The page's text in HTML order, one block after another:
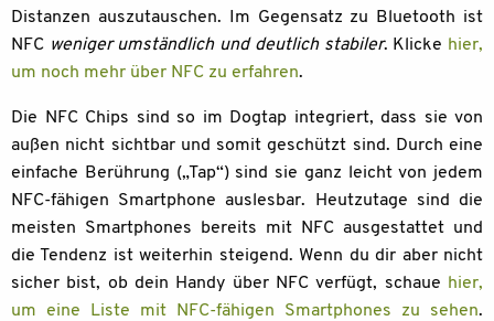
Distanzen auszutauschen. Im Gegensatz zu Bluetooth ist
NFC weniger umständlich und deutlich stabiler. Klicke hier,
um noch mehr über NFC zu erfahren.
Die NFC Chips sind so im Dogtap integriert, dass sie von
außen nicht sichtbar und somit geschützt sind. Durch eine
einfache Berührung („Tap“) sind sie ganz leicht von jedem
NFC-fähigen Smartphone auslesbar. Heutzutage sind die
meisten Smartphones bereits mit NFC ausgestattet und
die Tendenz ist weiterhin steigend. Wenn du dir aber nicht
sicher bist, ob dein Handy über NFC verfügt, schaue hier,
um eine Liste mit NFC-fähigen Smartphones zu sehen.